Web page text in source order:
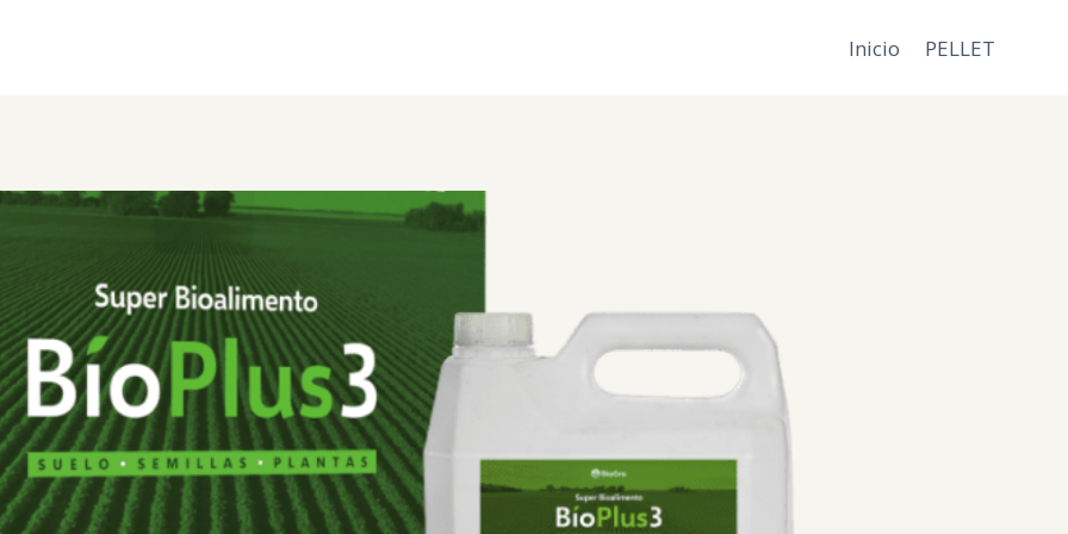
Inicio PELLET